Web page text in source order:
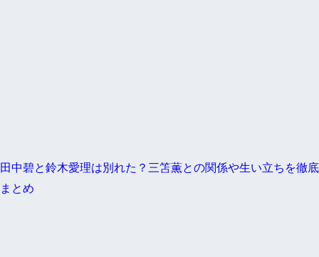
田中碧と鈴木愛理は別れた？三笘薫との関係や生い立ちを徹底
まとめ